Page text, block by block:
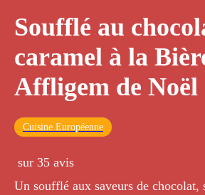
Soufflé au
caramel à la
Affligem de Noël
Cuisine Européenne
sur 35 avis
Un soufflé aux saveurs de chocolat,